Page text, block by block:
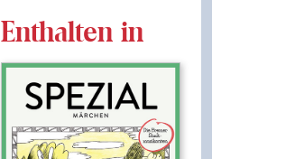
Enthalten in